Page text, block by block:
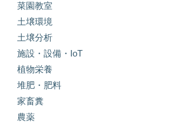
菜園教室
土壌環境
土壌分析
施設・設備・IoT
植物栄養
堆肥・肥料
家畜糞
農薬